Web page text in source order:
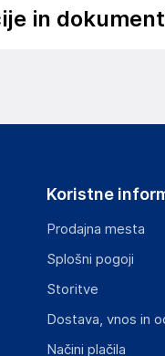
in
ki zagotavlja
Koristne
Prodajna mesta
Splošni pogoji
Storitve
Dostava, vnos in
Načini plačila